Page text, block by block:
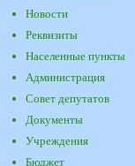
Новости
Реквизиты
Населенные пункты
Администрация
Совет депутатов
Документы
Учреждения
Бюджет